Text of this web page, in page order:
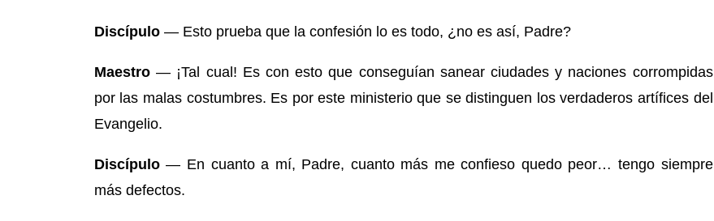
Discípulo— Esto prueba que la confesión lo es todo, ¿no es así, Padre?
Maestro— ¡Tal cual! Es con esto que conseguían sanear ciudades y naciones corrompidas
por las malas costumbres. Es por este ministerio que se distinguen los verdaderos artífices del
Evangelio.
Discípulo— En cuanto a mí, Padre, cuanto más me confieso quedo peor… tengo siempre
más defectos.